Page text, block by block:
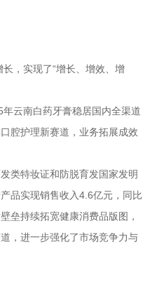
，实现了“增长、增效、增
云南白药牙膏稳居国内全渠道
腔护理新赛道，业务拓展成效
类特妆证和防脱育发国家发明
品实现销售收入4.6亿元，同比
垒持续拓宽健康消费品版图，
，进一步强化了市场竞争力与